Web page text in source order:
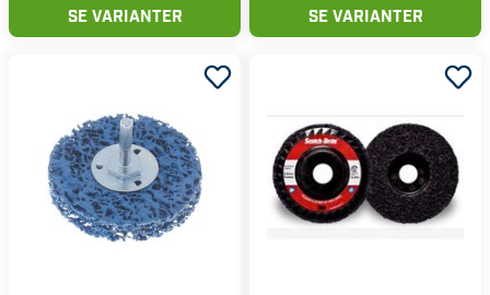
SE VARIANTER SE VARIANTER